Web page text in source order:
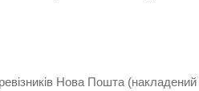
Нова Пошта (накладений